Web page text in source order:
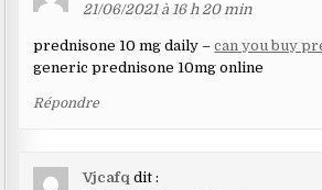
21/06/2021 à 16 h 20 min
prednisone 10 mg daily –can you buy
generic prednisone 10mg online
Répondre
Vjcafq dit :